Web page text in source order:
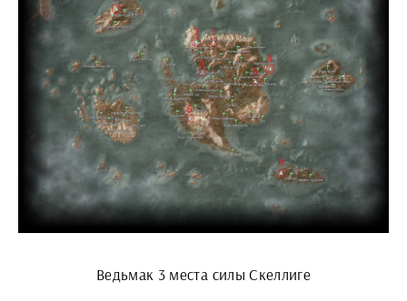
Ведьмак 3 места силы Скеллиге